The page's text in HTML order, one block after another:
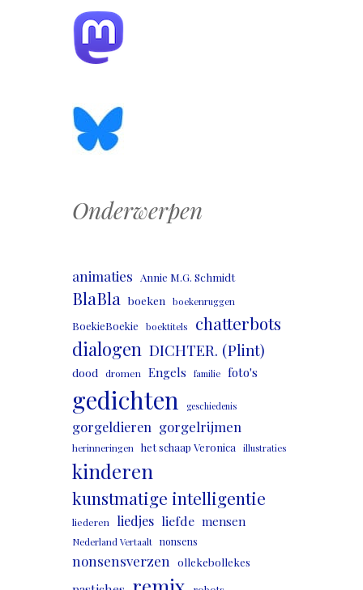
Onderwerpen
animaties Annie M.G. Schmidt
BlaBla boeken boekenruggen
BoekieBoekie boektitels chatterbots
dialogen DICHTER. (Plint)
dood dromen Engels familie foto's
gedichten geschiedenis
gorgeldieren gorgelrijmen
herinneringen het schaap Veronica illustraties
kinderen
kunstmatige intelligentie
liederen liedjes liefde mensen
Nederland Vertaalt nonsens
nonsensverzen ollekebollekes